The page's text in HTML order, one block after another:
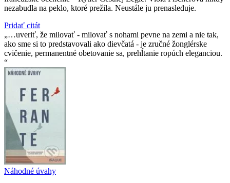
nezabudla na peklo, ktoré prežila. Neustále ju prenasleduje.
Pridať citát
…uveriť, že milovať - milovať s nohami pevne na zemi a nie tak,
ako sme si to predstavovali ako dievčatá - je zručné žonglérske
cvičenie, permanentné obetovanie sa, prehĺtanie ropúch eleganciou.
Náhodné úvahy